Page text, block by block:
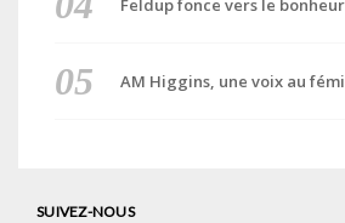
Feldup fonce vers le bonheur
AM Higgins, une voix au
SUIVEZ-NOUS